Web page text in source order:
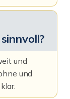
und
und